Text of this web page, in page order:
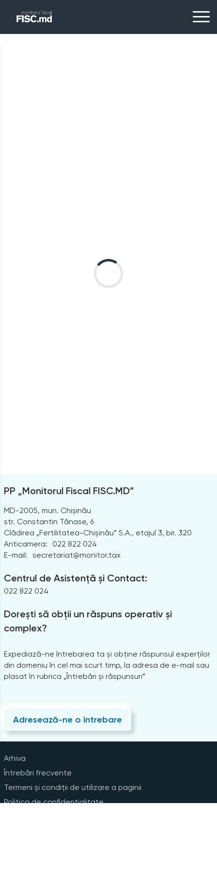
PP „Monitorul Fiscal FISC.MD”
MD-2005, mun. Chișinău
str. Constantin Tănase, 6
Clădirea „Fertilitatea-Chișinău” S.A., etajul 3, bir. 320
Anticamera:
022 822 024
E-mail: secretariat@monitor.tax
Centrul de Asistență și Contact:
022 822 024
Dorești să obții un răspuns operativ și
complex?
Expediază-ne întrebarea ta și obține răspunsul experților
din domeniu în cel mai scurt timp, la adresa de e-mail sau
plasat în rubrica „Întrebări și răspunsuri”
Adresează-ne o întrebare
Arhiva
Întrebări frecvente
Termeni și condiții de utilizare a paginii
Politica de confidențialitate